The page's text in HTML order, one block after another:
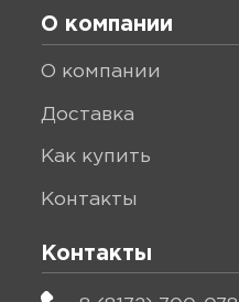
О компании
о компании
доставка
как купить
контакты
Контакты